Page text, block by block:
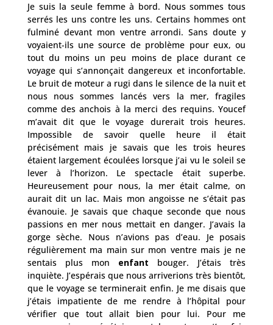
Je suis la seule femme à bord. Nous sommes tous
serrés les uns contre les uns. Certains hommes ont
fulminé devant mon ventre arrondi. Sans doute y
voyaient-ils une source de problème pour eux, ou
tout du moins un peu moins de place durant ce
voyage qui s’annonçait dangereux et inconfortable.
Le bruit de moteur a rugi dans le silence de la nuit et
nous nous sommes lancés vers la mer, fragiles
comme des anchois à la merci des requins. Youcef
m’avait dit que le voyage durerait trois heures.
Impossible de savoir quelle heure il était
précisément mais je savais que les trois heures
étaient largement écoulées lorsque j’ai vu le soleil se
lever à l’horizon. Le spectacle était superbe.
Heureusement pour nous, la mer était calme, on
aurait dit un lac. Mais mon angoisse ne s’était pas
évanouie. Je savais que chaque seconde que nous
passions en mer nous mettait en danger. J’avais la
gorge sèche. Nous n’avions pas d’eau. Je posais
régulièrement ma main sur mon ventre mais je ne
sentais plus mon enfant bouger. J’étais très
inquiète. J’espérais que nous arriverions très bientôt,
que le voyage se terminerait enfin. Je me disais que
j’étais impatiente de me rendre à l’hôpital pour
vérifier que tout allait bien pour lui. Pour me